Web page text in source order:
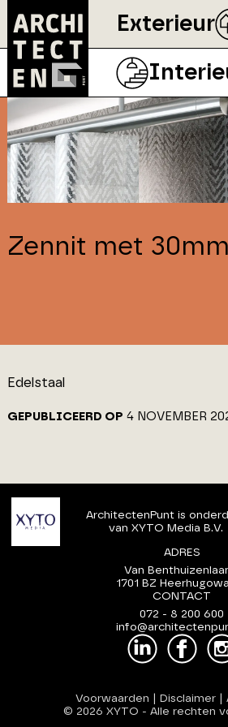
Exterieur
Zennit met
Edelstaal
GEPUBLICEERD OP 4 NOVEMBER
ArchitectenPunt is
van XYTO Media B.V.
ADRES
Van
1701 BZ
CONTACT
072 - 8 200 600
Voorwaarden Disclaimer|
© 2026 XYTO - Alle rechten